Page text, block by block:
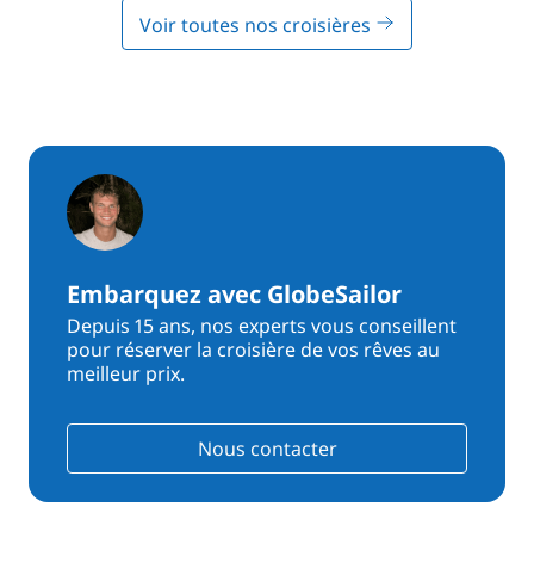
Voir toutes nos croisières
Embarquez avec GlobeSailor
Depuis 15 ans, nos experts vous conseillent
pour réserver la croisière de vos rêves au
meilleur prix.
Nous contacter